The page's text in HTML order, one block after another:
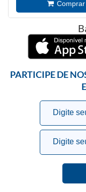
PARTICIPE DE